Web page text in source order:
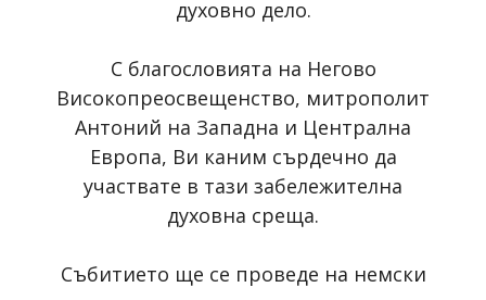
духовно дело.
С благословията на Негово
Високопреосвещенство, митрополит
Антоний на Западна и Централна
Европа, Ви каним сърдечно да
участвате в тази забележителна
духовна среща.
Събитието ще се проведе на немски